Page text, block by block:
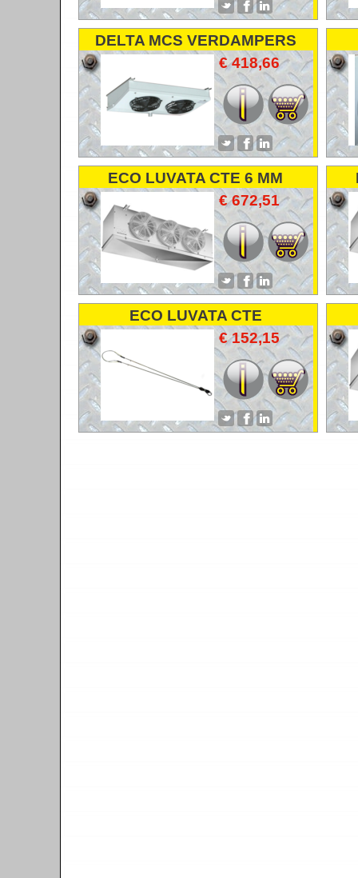
DELTA MCS VERDAMPERS
COOLERS€ 418,66
ECO LUVATA CTE 6 MM
VERDAMPER EVAPORATOR
€ 672,51
ECO LUVATA CTE
DEFROSTHEATINGELEMENTS
ONTDOOIELEMENTEN
ABTAUHEIZUNG
€ 152,15